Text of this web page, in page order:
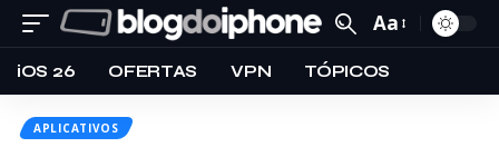
Aa
iOS 26 OFERTAS VPN TÓPICOS
APLICATIVOS